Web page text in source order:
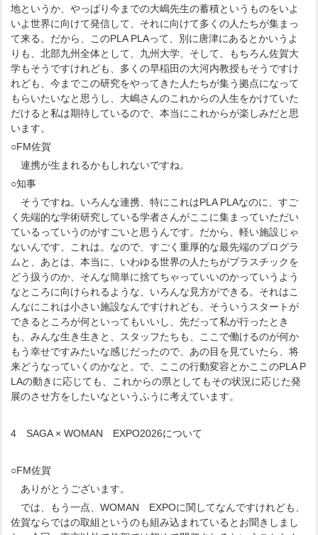
地というか、やっぱり今までの大嶋先生の蓄積というものをいよ
いよ世界に向けて発信して、それに向けて多くの人たちが集まっ
て来る。だから、このPLA PLAって、別に唐津にあるとかいうよ
りも、北部九州全体として、九州大学、そして、もちろん佐賀大
学もそうですけれども、多くの早稲田の大河内教授もそうですけ
れども、今までこの研究をやってきた人たちが集う拠点になって
もらいたいなと思うし、大嶋さんのこれからの人生をかけていた
だけると私は期待しているので、本当にこれからが楽しみだと思
います。
○FM佐賀
連携が生まれるかもしれないですね。
○知事
そうですね。いろんな連携、特にこれはPLA PLAなのに、すご
く先端的な学術研究している学者さんがここに集まっていただい
ているっていうのがすごいと思うんです。だから、軽い施設じゃ
ないんです、これは。なので、すごく重厚的な最先端のプログラ
ムと、あとは、本当に、いわゆる世界の人たちがプラスチックを
どう扱うのか、そんな簡単に捨てちゃっていいのかっていうよう
なところに向けられるような、いろんな見方ができる。それはこ
んなにこれは小さい施設なんですけれども、そういうスタートが
できるところが何といってもいいし、先だって私が行ったとき
も、みんな生き生きと、スタッフたちも、ここで働けるのが何か
もう幸せですみたいな感じだったので、あの目を見ていたら、将
来どうなっていくのかなと。で、ここの行動変容とかここのPLA P
LAの動きに応じても、これからの県としてもその状況に応じた発
展のさせ方をしたいなというふうに考えています。
4 SAGA × WOMAN EXPO2026について
○FM佐賀
ありがとうございます。
では、もう一点、WOMAN EXPOに関してなんですけれども、
佐賀ならではの取組というのも組み込まれているとお聞きしまし